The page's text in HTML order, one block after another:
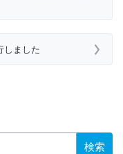
しました
検索